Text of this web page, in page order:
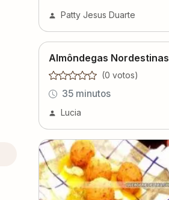
Patty Jesus Duarte
Almôndegas Nordestinas
(0 votos)
35 minutos
Lucia